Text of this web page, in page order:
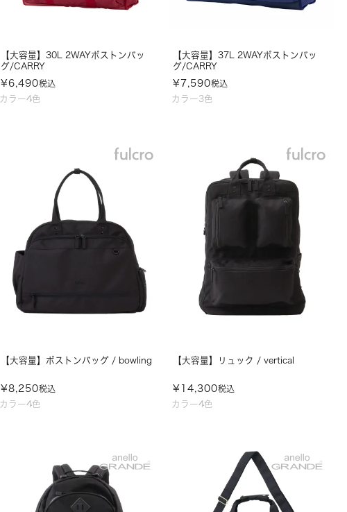
カラー4色
【大容量】30L 2WAYボストンバッ
グ/CARRY
¥6,490税込
カラー3色
【大容量】37L 2WAYボストンバッ
グ/CARRY
¥ 7,590税込
カラー4色
【大容量】ボストンバッグ / bowling
¥8,250税込
カラー4色
【大容量】リュック / vertical
¥ 14,300税込